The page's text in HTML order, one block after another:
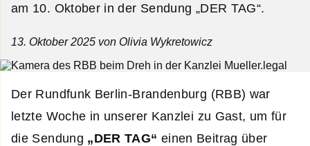
am 10. Oktober in der Sendung „DER TAG“.
13. Oktober 2025 von Olivia Wykretowicz
Der Rundfunk Berlin-Brandenburg (RBB) war
letzte Woche in unserer Kanzlei zu Gast, um für
die Sendung „DER TAG“ einen Beitrag über